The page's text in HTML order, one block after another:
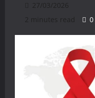
27/03/2026
2 minutes read
0